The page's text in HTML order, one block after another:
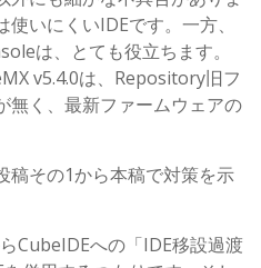
いにくいIDEです。一方、
は、とても役立ちます。
v5.4.0は、Repository旧フ
無く、最新ファームウェアの
稿その1から本稿で対策を示
CubeIDEへの「IDE移設過渡